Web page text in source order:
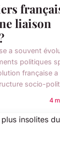
liaison
a souvent
politiques
française
socio-
4